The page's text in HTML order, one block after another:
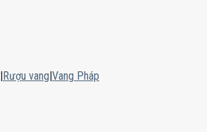
|Rượu vang|Vang Pháp